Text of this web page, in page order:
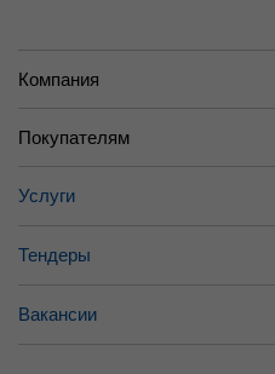
Компания
Услуги
Тендеры
Вакансии
Покупателям